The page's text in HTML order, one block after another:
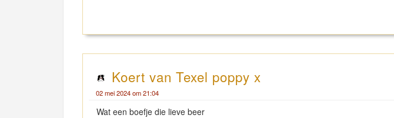
Koert van Texel poppy x
02 mei 2024 om 21:04
Wat een boefje die lieve beer